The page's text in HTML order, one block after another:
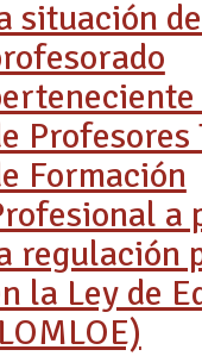
situación
Profesores
Formación
a
regulación
la Ley de